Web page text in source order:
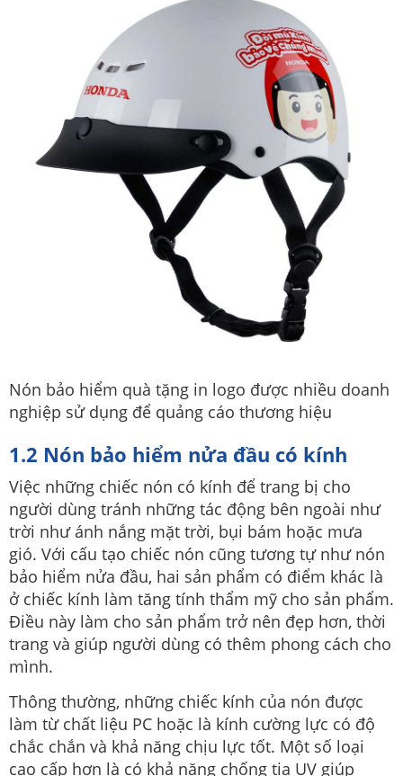
Nón bảo hiểm quà tặng in logo được nhiều doanh
nghiệp sử dụng để quảng cáo thương hiệu
1.2 Nón bảo hiểm nửa đầu có kính
Việc những chiếc nón có kính để trang bị cho
người dùng tránh những tác động bên ngoài như
trời như ánh nắng mặt trời, bụi bám hoặc mưa
gió. Với cấu tạo chiếc nón cũng tương tự như nón
bảo hiểm nửa đầu, hai sản phẩm có điểm khác là
ở chiếc kính làm tăng tính thẩm mỹ cho sản phẩm.
Điều này làm cho sản phẩm trở nên đẹp hơn, thời
trang và giúp người dùng có thêm phong cách cho
mình.
Thông thường, những chiếc kính của nón được
làm từ chất liệu PC hoặc là kính cường lực có độ
chắc chắn và khả năng chịu lực tốt. Một số loại
cao cấp hơn là có khả năng chống tia UV giúp